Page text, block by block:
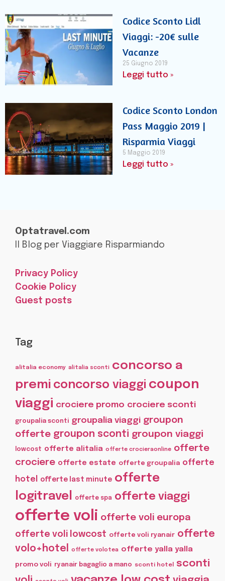
Codice Sconto Lidl
Viaggi: -20€ sulle
Vacanze
25 Giugno 2019
Leggi tutto »
Codice Sconto London
Pass Maggio 2019 |
Risparmia Viaggi
5 Maggio 2019
Leggi tutto »
Optatravel.com
Il Blog per Viaggiare Risparmiando
Privacy Policy
Cookie Policy
Guest posts
Tag
alitalia economy alitalia sconti concorso a
premi concorso viaggi coupon
viaggi crociere promo crociere sconti
groupalia sconti groupalia viaggi groupon
offerte groupon sconti groupon viaggi
lowcost offerte alitalia offerte crocieraonline offerte
crociere offerte estate offerte groupalia offerte
hotel
offerte last minute offerte
logitravel
offerte spa offerte viaggi
offerte voli offerte voli europa
offerte voli lowcost offerte voli ryanair offerte
volo+hotel
offerte volotea offerte yalla yalla
promo voli ryanair bagaglio a mano sconti hotel
sconti